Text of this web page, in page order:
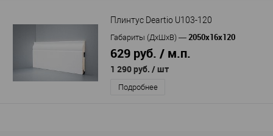
Плинтус Deartio U103-120
Габариты (ДхШхВ) — 2050x16x120
629 руб. / м.п.
1 290 руб. / шт
Подробнее